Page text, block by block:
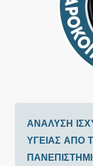
ΑΝΑΛΥΣΗ
ΥΓΕΙΑΣ ΑΠΟ